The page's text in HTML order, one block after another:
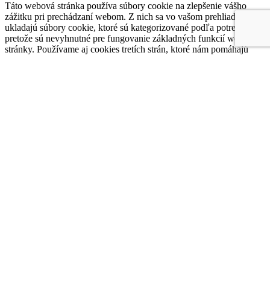
Táto webová stránka používa súbory cookie na zlepšenie vášho
zážitku pri prechádzaní webom. Z nich sa vo vašom prehliadači
ukladajú súbory cookie, ktoré sú kategorizované podľa potreby,
pretože sú nevyhnutné pre fungovanie základných funkcií webovej
stránky. Používame aj cookies tretích strán, ktoré nám pomáhajú